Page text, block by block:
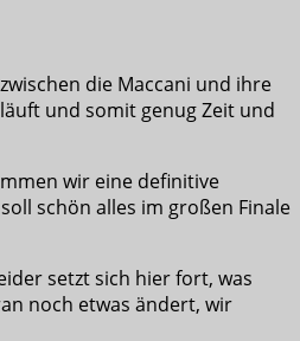
die Maccani und ihre
und somit genug Zeit und
wir eine definitive
schön alles im großen Finale
setzt sich hier fort, was
noch etwas ändert, wir